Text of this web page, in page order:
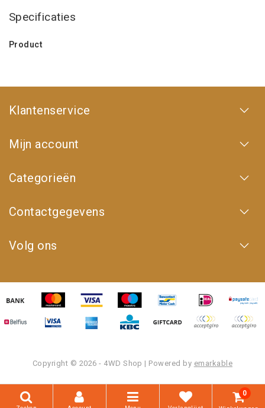
Specificaties
Product
Klantenservice
Mijn account
Categorieën
Contactgegevens
Volg ons
Copyright © 2026 - 4WD Shop | Powered by emarkable
0